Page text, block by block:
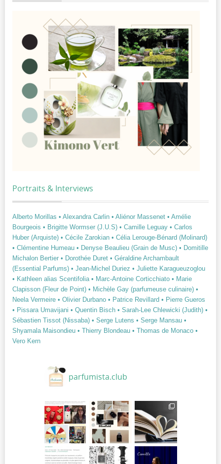
Portraits & Interviews
Alberto Morillas • Alexandra Carlin • Aliénor Massenet • Amélie
Bourgeois • Brigitte Wormser (J.U.S) • Camille Leguay • Carlos
Huber (Arquiste) • Cécile Zarokian • Célia Lerouge-Bénard (Molinard)
• Clémentine Humeau • Denyse Beaulieu (Grain de Musc) • Domitille
Michalon Bertier • Dorothée Duret • Géraldine Archambault
(Essential Parfums) • Jean-Michel Duriez • Juliette Karagueuzoglou
• Kathleen alias Scentifolia • Marc-Antoine Corticchiato • Marie
Clapisson (Fleur de Point) • Michèle Gay (parfumeuse culinaire) •
Neela Vermeire • Olivier Durbano • Patrice Revillard • Pierre Gueros
• Pissara Umavijani • Quentin Bisch • Sarah-Lee Chlewicki (Judith) •
Sébastien Tissot (Nissaba) • Serge Lutens • Serge Mansau •
Shyamala Maisondieu • Thierry Blondeau • Thomas de Monaco •
Vero Kern
parfumista.club